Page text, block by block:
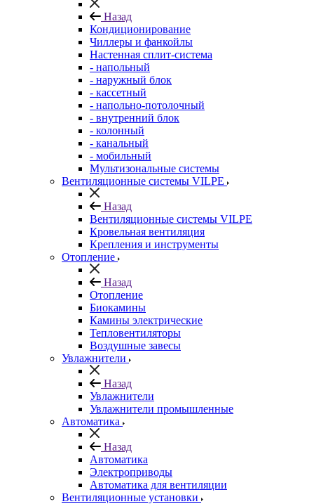
Назад
Кондиционирование
Чиллеры и фанкойлы
Настенная сплит-система
- напольный
- наружный блок
- кассетный
- напольно-потолочный
- внутренний блок
- колонный
- канальный
- мобильный
Мультизональные системы
Вентиляционные системы VILPE
Назад
Вентиляционные системы VILPE
Кровельная вентиляция
Крепления и инструменты
Отопление
Назад
Отопление
Биокамины
Камины электрические
Тепловентиляторы
Воздушные завесы
Увлажнители
Назад
Увлажнители
Увлажнители промышленные
Автоматика
Назад
Автоматика
Электроприводы
Автоматика для вентиляции
Вентиляционные установки